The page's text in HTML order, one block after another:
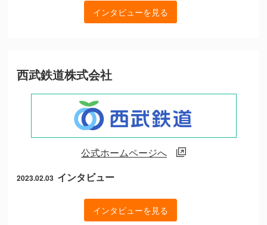
インタビューを見る
西武鉄道株式会社
公式ホームページへ
2023.02.03 インタビュー
インタビューを見る